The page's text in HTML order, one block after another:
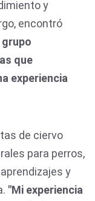
y
encontró
que
experiencia
de ciervo
para perros,
y
"Mi experiencia